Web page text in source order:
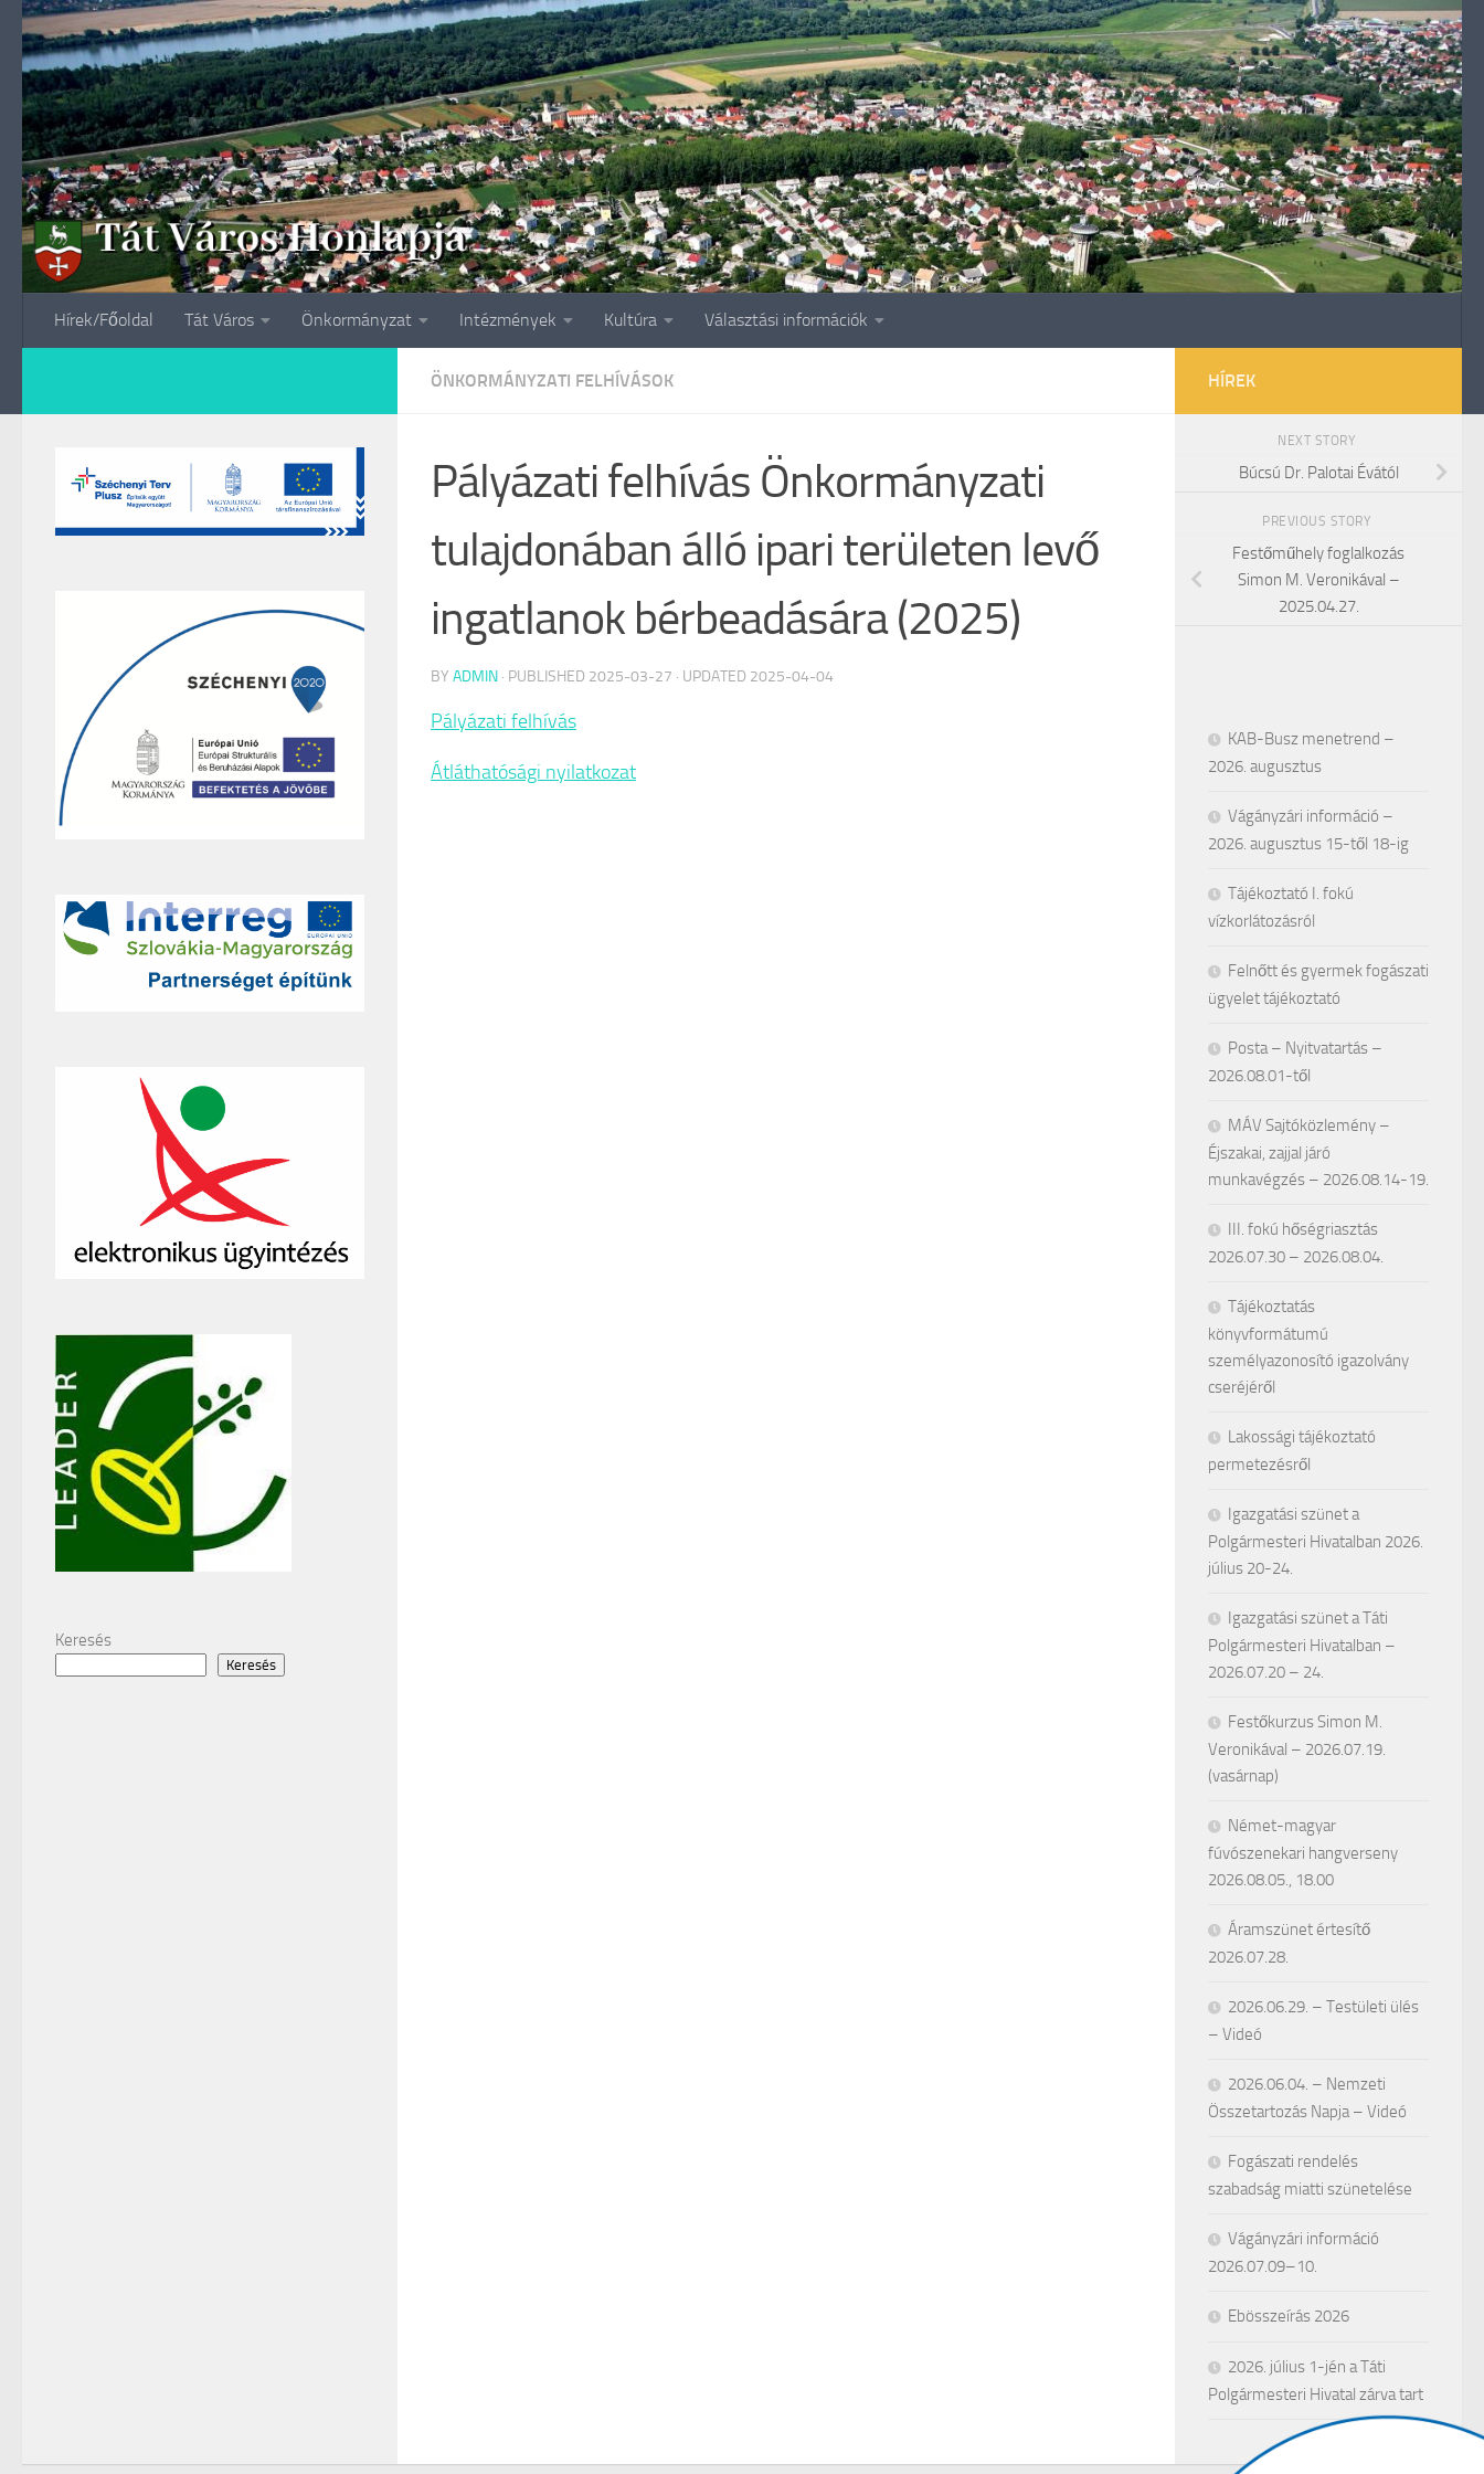
Skip to content
Hírek/Főoldal Tát Város Önkormányzat Intézmények Kultúra Választási információk
ÖNKORMÁNYZATI FELHÍVÁSOK
Pályázati felhívás Önkormányzati
tulajdonában álló ipari területen levő
ingatlanok bérbeadására (2025)
BY ADMIN · PUBLISHED 2025-03-27 · UPDATED 2025-04-04
Pályázati felhívás
Átláthatósági nyilatkozat
Keresés
Keresés
HÍREK
NEXT STORY
Búcsú Dr. Palotai Évától
PREVIOUS STORY
Festőműhely foglalkozás
Simon M. Veronikával –
2025.04.27.
KAB-Busz menetrend –
2026. augusztus
Vágányzári információ –
2026. augusztus 15-től 18-ig
Tájékoztató I. fokú
vízkorlátozásról
Felnőtt és gyermek fogászati
ügyelet tájékoztató
Posta – Nyitvatartás –
2026.08.01-től
MÁV Sajtóközlemény –
Éjszakai, zajjal járó
munkavégzés – 2026.08.14-19.
III. fokú hőségriasztás
2026.07.30 – 2026.08.04.
Tájékoztatás
könyvformátumú
személyazonosító igazolvány
cseréjéről
Lakossági tájékoztató
permetezésről
Igazgatási szünet a
Polgármesteri Hivatalban 2026.
július 20-24.
Igazgatási szünet a Táti
Polgármesteri Hivatalban –
2026.07.20 – 24.
Festőkurzus Simon M.
Veronikával – 2026.07.19.
(vasárnap)
Német-magyar
fúvószenekari hangverseny
2026.08.05., 18.00
Áramszünet értesítő
2026.07.28.
2026.06.29. – Testületi ülés
– Videó
2026.06.04. – Nemzeti
Összetartozás Napja – Videó
Fogászati rendelés
szabadság miatti szünetelése
Vágányzári információ
2026.07.09–10.
Ebösszeírás 2026
2026. július 1-jén a Táti
Polgármesteri Hivatal zárva tart